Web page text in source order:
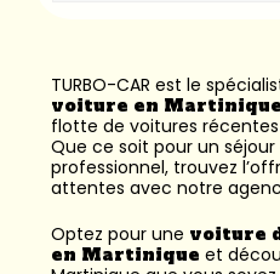
TURBO-CAR est le
voiture en
flotte de voitures
Que ce soit pour un
professionnel, trouvez
attentes avec notre
Optez pour une voiture
en Martinique et